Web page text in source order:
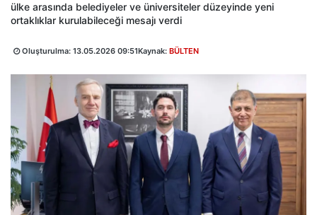
ülke arasında belediyeler ve üniversiteler düzeyinde yeni
ortaklıklar kurulabileceği mesajı verdi
Oluşturulma: 13.05.2026 09:51Kaynak: BÜLTEN